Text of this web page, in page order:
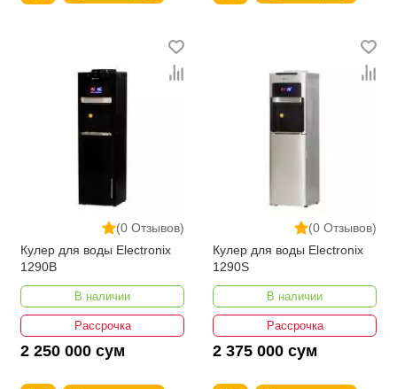
(0 Отзывов)
Кулер для воды Electronix
1290B
В наличии
Рассрочка
2 250 000 сум
(0 Отзывов)
Кулер для воды Electronix
1290S
В наличии
Рассрочка
2 375 000 сум